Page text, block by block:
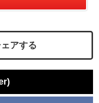
アする